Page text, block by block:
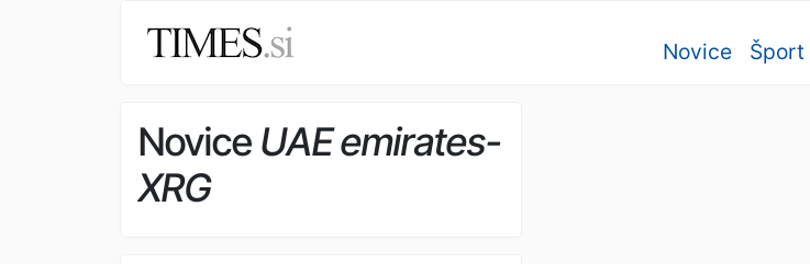
Novice Šport
Novice UAE emirates-
XRG